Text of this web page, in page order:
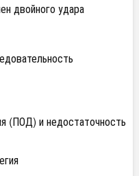
двойного удара
(ПОД) и недостаточность